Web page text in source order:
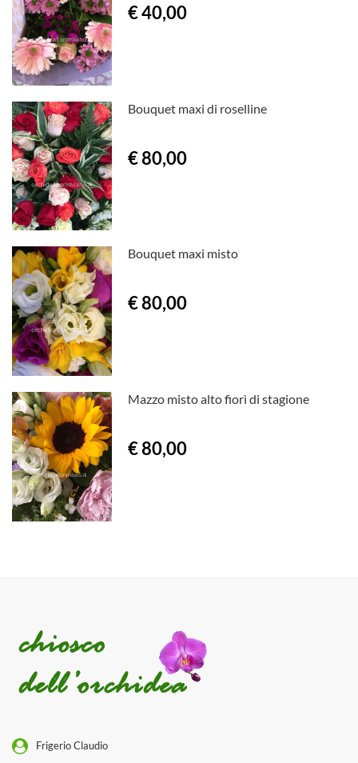
€ 40,00
Bouquet maxi di roselline
€ 80,00
Bouquet maxi misto
€ 80,00
Mazzo misto alto fiorì di stagione
€ 80,00
Frigerio Claudio